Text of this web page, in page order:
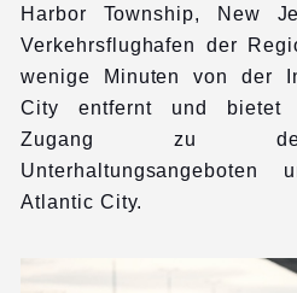
Harbor Township, New
Verkehrsflughafen der
wenige Minuten von der
City entfernt und bietet
Zugang zu den
Unterhaltungsangeboten
Atlantic City.